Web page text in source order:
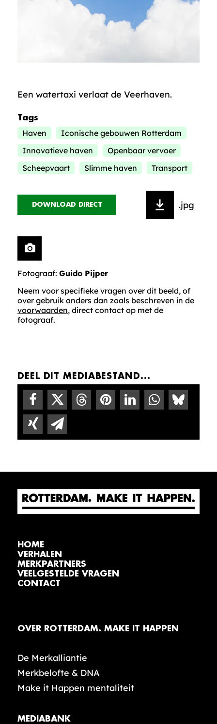
Een watertaxi verlaat de Veerhaven.
Tags
Haven
Iconische gebouwen Rotterdam
Innovatieve haven
Openbaar vervoer
Scheepvaart
Slimme haven Transport
DOWNLOAD DIRECT .jpg
Fotograaf: Guido Pijper
Neem voor specifieke vragen over dit beeld, of
over gebruik anders dan zoals beschreven in de
voorwaarden, direct contact op met de
fotograaf.
DEEL DIT MEDIABESTAND...
HOME
VERHALEN
MERKPARTNERS
VEELGESTELDE VRAGEN
CONTACT
OVER ROTTERDAM. MAKE IT HAPPEN
De Merkalliantie
Merkbelofte & DNA
Make it Happen mentaliteit
MEDIABANK